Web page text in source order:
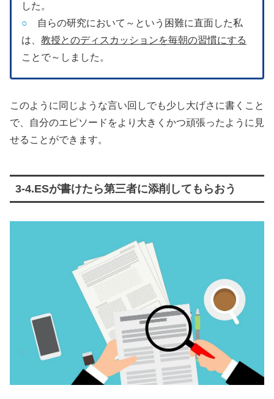
した。
○ 自らの研究において～という困難に直面した私
は、 教授とのディスカッションを毎朝の習慣にする
ことで～しました。
このように同じような言い回しでも少し大げさに書くこと
で、自分のエピソードをより大きくかつ頑張ったように見
せることができます。
3-4.ESが書けたら第三者に添削してもらおう